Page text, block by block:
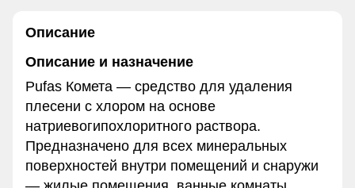
Описание
Описание и назначение
Pufas Комета — средство для удаления
плесени с хлором на основе
натриевогипохлоритного раствора.
Предназначено для всех минеральных
поверхностей внутри помещений и снаружи